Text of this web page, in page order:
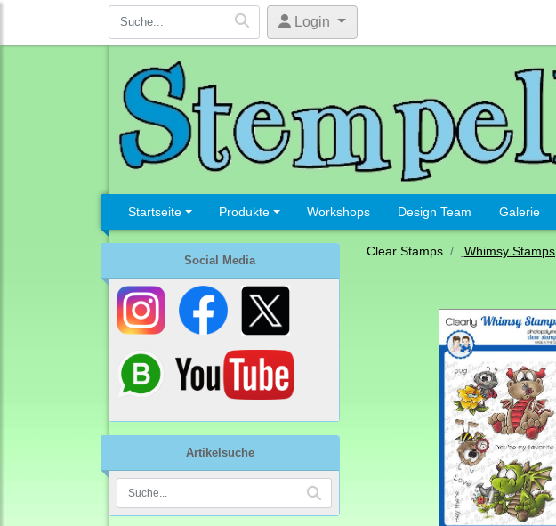
Login
Startseite Produkte Workshops Design Team Galerie
Social Media
Artikelsuche
Clear Stamps Whimsy Stamps